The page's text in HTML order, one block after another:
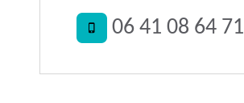
06 41 08 64 71